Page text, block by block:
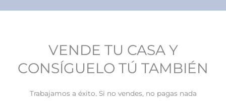
VENDE TU CASA Y
CONSÍGUELO TÚ TAMBIÉN
Trabajamos a éxito. Si no vendes, no pagas nada